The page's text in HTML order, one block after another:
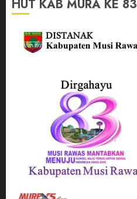
HUT KAB MURA KE 83